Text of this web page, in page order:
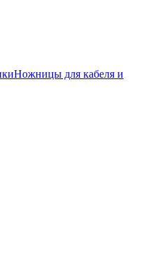
Ножницы для кабеля и